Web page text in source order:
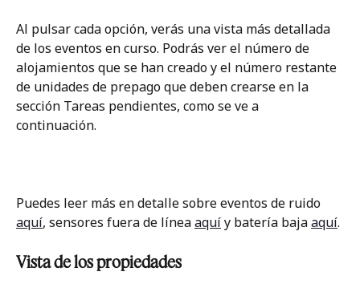
Al pulsar cada opción, verás una vista más detallada
de los eventos en curso. Podrás ver el número de
alojamientos que se han creado y el número restante
de unidades de prepago que deben crearse en la
sección Tareas pendientes, como se ve a
continuación.
Puedes leer más en detalle sobre eventos de ruido
aquí, sensores fuera de línea aquí y batería baja aquí.
Vista de los propiedades